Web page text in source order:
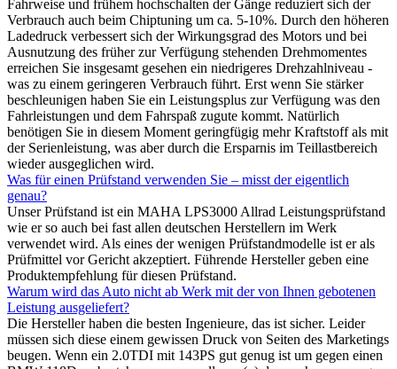
Fahrweise und frühem hochschalten der Gänge reduziert sich der
Verbrauch auch beim Chiptuning um ca. 5-10%. Durch den höheren
Ladedruck verbessert sich der Wirkungsgrad des Motors und bei
Ausnutzung des früher zur Verfügung stehenden Drehmomentes
erreichen Sie insgesamt gesehen ein niedrigeres Drehzahlniveau -
was zu einem geringeren Verbrauch führt. Erst wenn Sie stärker
beschleunigen haben Sie ein Leistungsplus zur Verfügung was den
Fahrleistungen und dem Fahrspaß zugute kommt. Natürlich
benötigen Sie in diesem Moment geringfügig mehr Kraftstoff als mit
der Serienleistung, was aber durch die Ersparnis im Teillastbereich
wieder ausgeglichen wird.
Was für einen Prüfstand verwenden Sie – misst der eigentlich
genau?
Unser Prüfstand ist ein MAHA LPS3000 Allrad Leistungsprüfstand
wie er so auch bei fast allen deutschen Herstellern im Werk
verwendet wird. Als eines der wenigen Prüfstandmodelle ist er als
Prüfmittel vor Gericht akzeptiert. Führende Hersteller geben eine
Produktempfehlung für diesen Prüfstand.
Warum wird das Auto nicht ab Werk mit der von Ihnen gebotenen
Leistung ausgeliefert?
Die Hersteller haben die besten Ingenieure, das ist sicher. Leider
müssen sich diese einem gewissen Druck von Seiten des Marketings
beugen. Wenn ein 2.0TDI mit 143PS gut genug ist um gegen einen